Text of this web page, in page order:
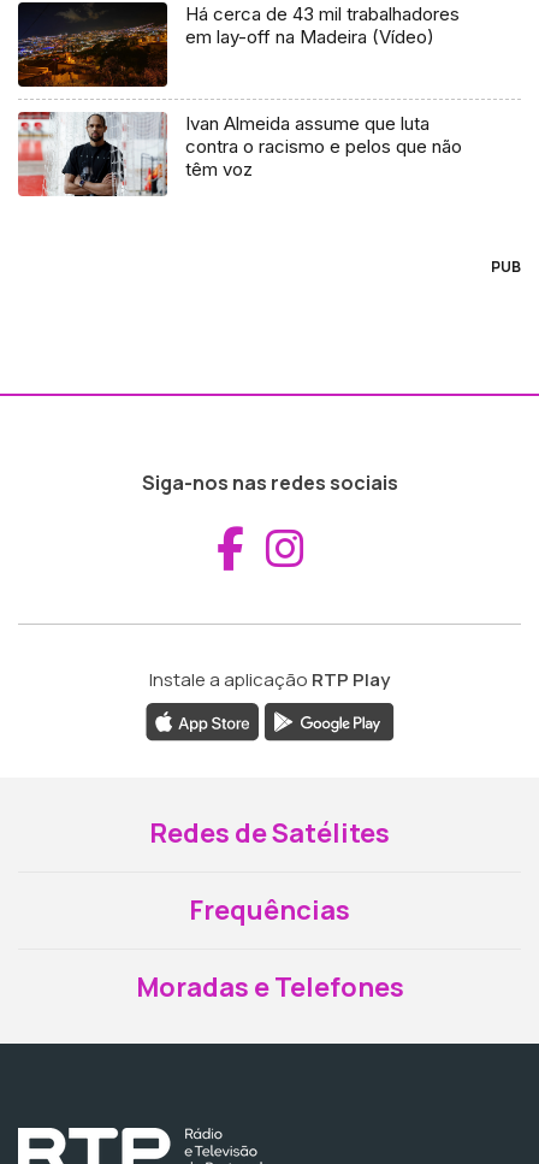
Há cerca de 43 mil trabalhadores
em lay-off na Madeira (Vídeo)
Ivan Almeida assume que luta
contra o racismo e pelos que não
têm voz
PUB
Siga-nos nas redes sociais
Aceder ao
Instale a aplicação RTP Play
Redes de Satélites
Frequências
Moradas e Telefones